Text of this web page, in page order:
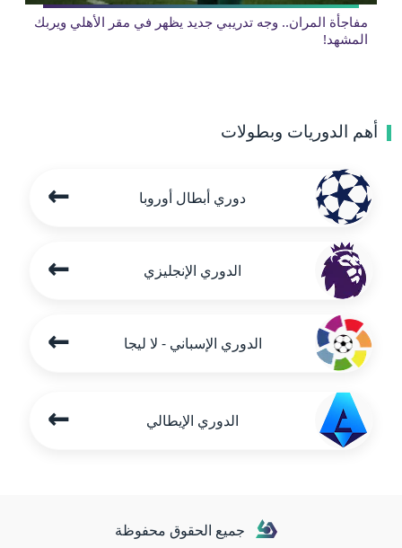
مفاجأة المران.. وجه تدريبي جديد يظهر في مقر الأهلي ويربك
المشهد!
أهم الدوريات وبطولات
دوري أبطال أوروبا ←
الدوري الإنجليزي ←
الدوري الإسباني - لا ليجا ←
الدوري الإيطالي ←
جميع الحقوق محفوظة